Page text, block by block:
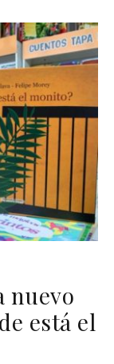
nuevo
está el